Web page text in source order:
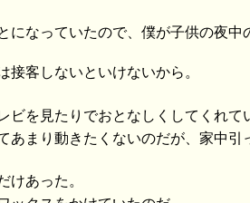
になっていたので、僕が子供の夜中
客しないといけないから。
を見たりでおとなしくしてくれて
まり動きたくないのだが、家中引
けあった。